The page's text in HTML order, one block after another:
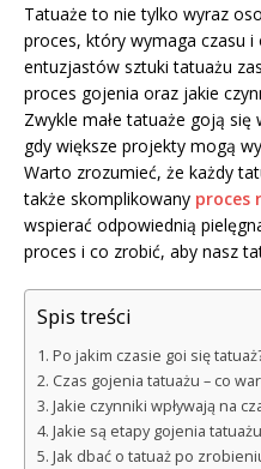
Tatuaże to nie tylko wyraz
proces, który wymaga czasu i
entuzjastów sztuki tatuażu
proces gojenia oraz jakie
Zwykle małe tatuaże goją
gdy większe projekty mogą
Warto zrozumieć, że każdy
także skomplikowany proces
wspierać odpowiednią
proces i co zrobić, aby nasz
Spis treści
Po jakim czasie goi się
Czas gojenia tatuażu – co
Jakie czynniki wpływają na
Jakie są etapy gojenia
Jak dbać o tatuaż po